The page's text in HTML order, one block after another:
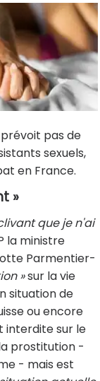
pas de
sexuels,
en France.
»
que je n'ai
la ministre
Parmentier-
»sur la vie
situation de
ou encore
interdite sur le
prostitution -
- mais est